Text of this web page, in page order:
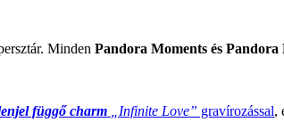
Minden Pandora Moments és Pandora
függő charm „Infinite Love” gravírozással,